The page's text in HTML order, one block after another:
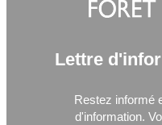
Lettre
Restez informé
d'information.